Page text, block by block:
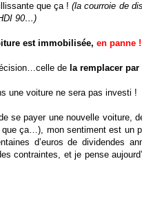
que ça !(la courroie de
90…)
est immobilisée, en panne !
de la remplacer
une voiture ne sera pas investi !
se payer une nouvelle voiture,
ça…), mon sentiment est un
d’euros de dividendes
contraintes, et je pense